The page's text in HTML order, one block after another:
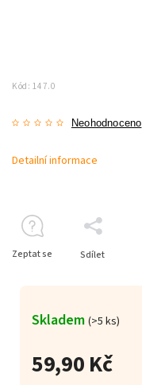
Kód: 147.0
Neohodnoceno
59,90 Kč
Skladem (>5 ks)
Detailní informace
Zeptat se Sdílet